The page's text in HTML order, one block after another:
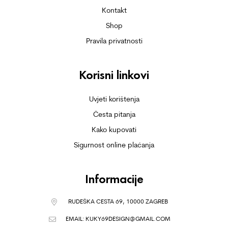
Kontakt
Shop
Pravila privatnosti
Korisni linkovi
Uvjeti korištenja
Česta pitanja
Kako kupovati
Sigurnost online plaćanja
Informacije
RUDEŠKA CESTA 69, 10000 ZAGREB
EMAIL: KUKY69DESIGN@GMAIL.COM